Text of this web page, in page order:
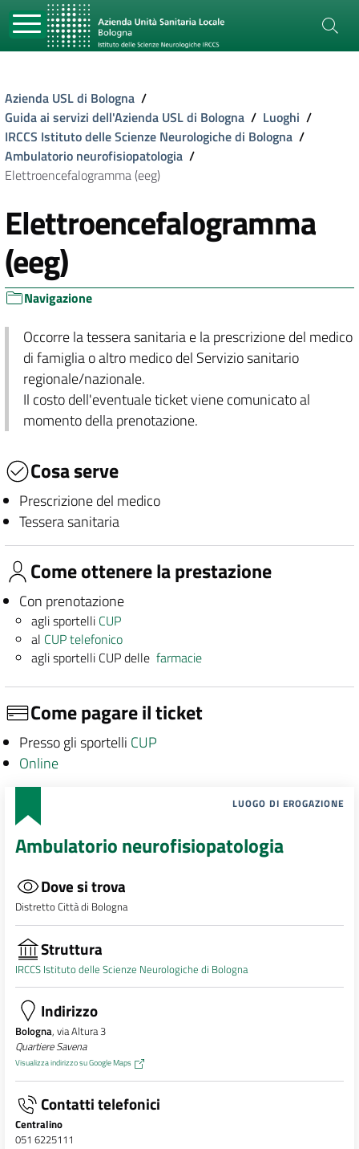
Azienda USL di Bologna /
Guida ai servizi dell'Azienda USL di Bologna / Luoghi /
IRCCS Istituto delle Scienze Neurologiche di Bologna /
Ambulatorio neurofisiopatologia /
Elettroencefalogramma (eeg)
Elettroencefalogramma
(eeg)
Navigazione
Occorre la tessera sanitaria e la prescrizione del medico
di famiglia o altro medico del Servizio sanitario
regionale/nazionale.
Il costo dell'eventuale ticket viene comunicato al
momento della prenotazione.
Cosa serve
Prescrizione del medico
Tessera sanitaria
Come ottenere la prestazione
Con prenotazione
agli sportelli CUP
al CUP telefonico
agli sportelli CUP dellefarmacie
Come pagare il ticket
Presso gli sportelli CUP
Online
LUOGO DI EROGAZIONE
Ambulatorio neurofisiopatologia
Dove si trova
Distretto Città di Bologna
Struttura
IRCCS Istituto delle Scienze Neurologiche di Bologna
Indirizzo
Bologna, via Altura 3
Quartiere Savena
Visualizza indirizzo su Google Maps
Contatti telefonici
Centralino
051 6225111